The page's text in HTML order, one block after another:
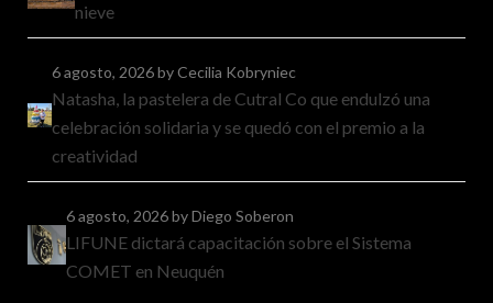
nieve
6 agosto, 2026by Cecilia Kobryniec
Natasha, la pastelera de Cutral Co que endulzó una
celebración solidaria y se quedó con el premio a la
creatividad
6 agosto, 2026by Diego Soberon
LIFUNE dictará capacitación sobre el Sistema
COMET en Neuquén